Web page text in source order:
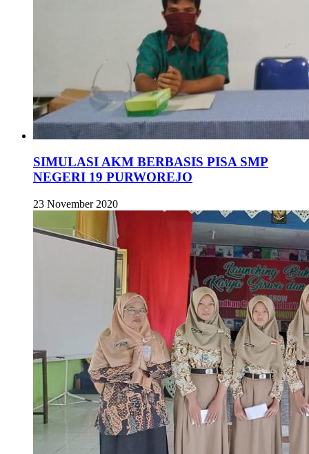
SIMULASI AKM BERBASIS PISA SMP
NEGERI 19 PURWOREJO
23 November 2020